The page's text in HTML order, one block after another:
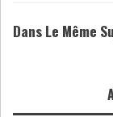
Dans Le Même